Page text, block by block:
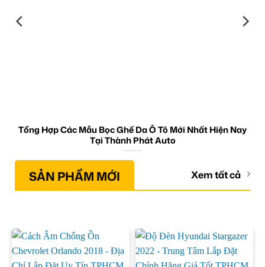
Tổng Hợp Các Mẫu Bọc Ghế Da Ô Tô Mới Nhất Hiện Nay
Tại Thành Phát Auto
SẢN PHẨM MỚI Xem tất cả